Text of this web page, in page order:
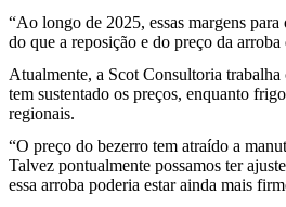
“Ao longo de 2025, essas margens
do que a reposição e do preço da
Atualmente, a Scot Consultoria
tem sustentado os preços, enquanto
regionais.
“O preço do bezerro tem atraído a
Talvez pontualmente possamos ter
essa arroba poderia estar ainda mais